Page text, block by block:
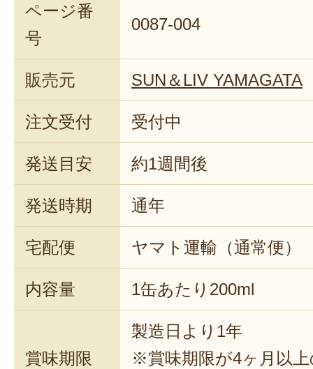
ページ番
号
0087-004
販売元 SUN＆LIV YAMAGATA
注文受付 受付中
発送目安 約1週間後
発送時期 通年
宅配便 ヤマト運輸（通常便）
内容量 1缶あたり200ml
賞味期限
製造日より1年
※賞味期限が4ヶ月以